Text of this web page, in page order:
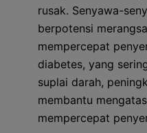
rusak. Senyawa-
berpotensi
mempercepat
diabetes, yang
suplai darah,
membantu
mempercepat